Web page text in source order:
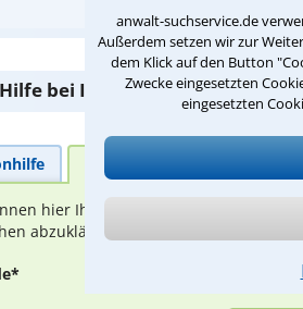
anwalt-suchservice.de
Außerdem setzen wir zur
dem Klick auf den Button
Zwecke eingesetzten
eingesetzten
Hilfe bei Ihrer Anwaltsuche?
Beratungsanfrage
hier Ihren Fall schildern.
abzuklären. Die Rückmeldung